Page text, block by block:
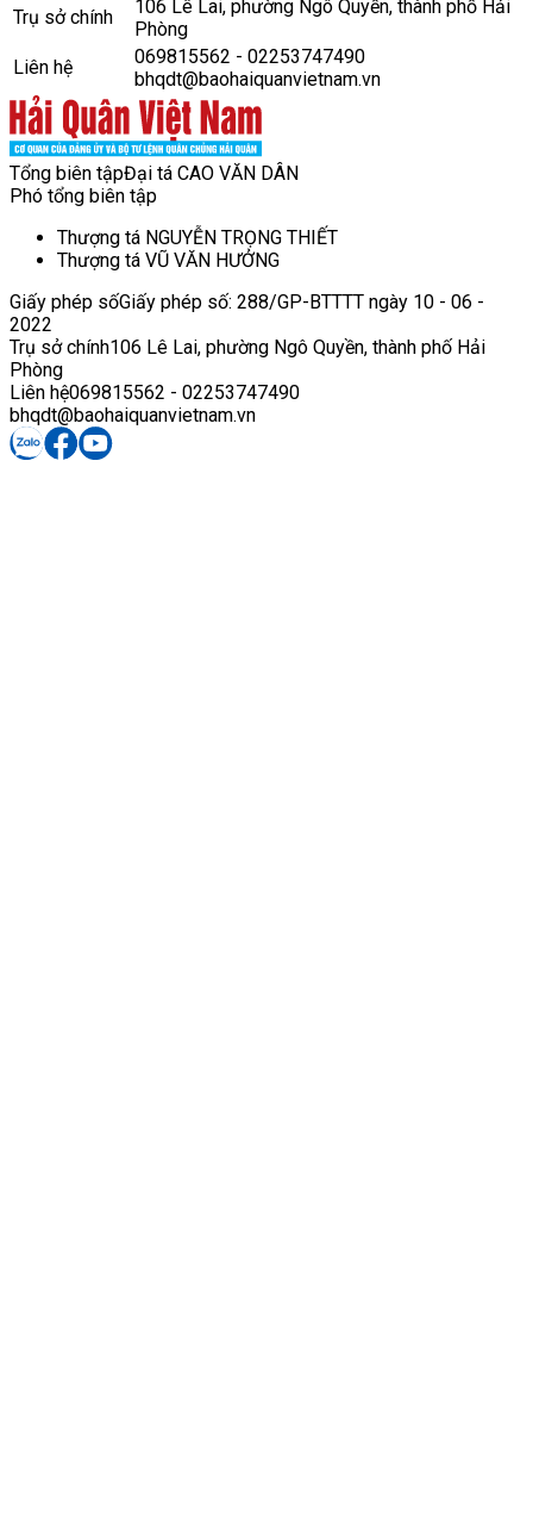
Trụ sở chính
106 Lê Lai, phường Ngô Quyền, thành phố Hải
Phòng
Liên hệ
069815562 - 02253747490
bhqdt@baohaiquanvietnam.vn
Tổng biên tậpĐại tá CAO VĂN DÂN
Phó tổng biên tập
Thượng tá NGUYỄN TRỌNG THIẾT
Thượng tá VŨ VĂN HƯỞNG
Giấy phép sốGiấy phép số: 288/GP-BTTTT ngày 10 - 06 -
2022
Trụ sở chính106 Lê Lai, phường Ngô Quyền, thành phố Hải
Phòng
Liên hệ069815562 - 02253747490
bhqdt@baohaiquanvietnam.vn